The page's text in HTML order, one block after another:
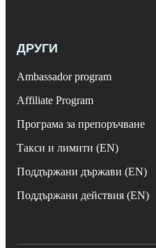
ДРУГИ
Ambassador program
Affiliate Program
Програма за препоръчване
Такси и лимити (EN)
Поддържани държави (EN)
Поддържани действия (EN)